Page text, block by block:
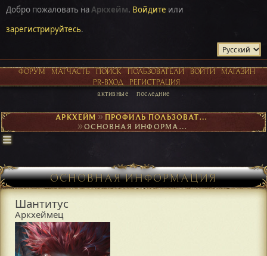
Добро пожаловать наАркхейм. Войдите или
зарегистрируйтесь.
ФОРУМ МАТЧАСТЬ ПОИСК ПОЛЬЗОВАТЕЛИ ВОЙТИ
МАГАЗИН
PR-ВХОД
РЕГИСТРАЦИЯ
активные последние
АРКХЕЙМ► ПРОФИЛЬ ПОЛЬЗОВАТЕЛЯ ШАНТИТУС
► ОСНОВНАЯ ИНФОРМАЦИЯ
ОСНОВНАЯ ИНФОРМАЦИЯ
Шантитус
Аркхеймец